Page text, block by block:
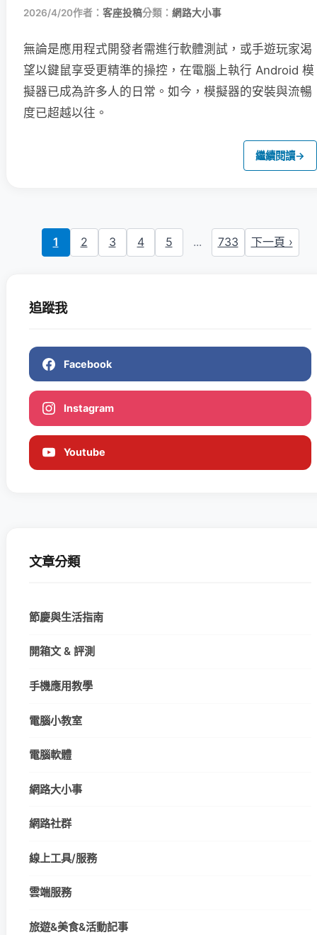
2026/4/20作者： 客座投稿分類： 網路大小事
無論是應用程式開發者需進行軟體測試，或手遊玩家渴
望以鍵鼠享受更精準的操控，在電腦上執行 Android 模
擬器已成為許多人的日常。如今，模擬器的安裝與流暢
度已超越以往。
繼續閱讀→
1 2 3 4 5 ... 733 下一頁 ›
追蹤我
Facebook
Instagram
Youtube
文章分類
節慶與生活指南
開箱文 & 評測
手機應用教學
電腦小教室
電腦軟體
網路大小事
網路社群
線上工具/服務
雲端服務
旅遊&美食&活動記事